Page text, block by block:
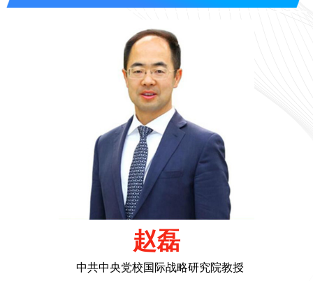
赵磊
中共中央党校国际战略研究院教授